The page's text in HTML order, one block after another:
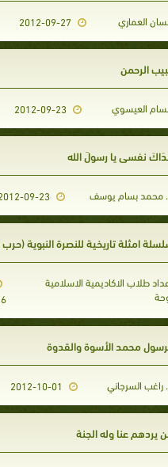
العماري
الرحمن
العيسوي 2012-09-23
نفسي يا رسولَ الله
محمد بسام يوسف 2012-09-23
امثلة تاريخية للنصرة النبوية (حرب
طلاب الاكاديمية الاسلامية
محمد الأسوة والقدوة
راغب السرجاني
يردهم عنا وله الجنة